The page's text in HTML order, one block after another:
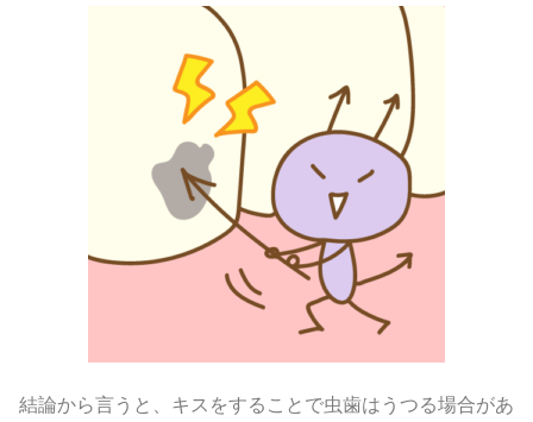
結論から言うと、キスをすることで虫歯はうつる場合があ